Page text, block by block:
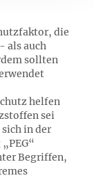
die
als auch
sollten
helfen
sei
in der
Begriffen,